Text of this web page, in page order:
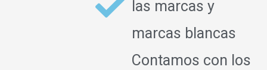
las marcas y
marcas blancas
Contamos con los